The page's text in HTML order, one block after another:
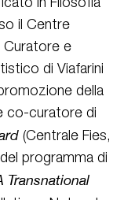
in Filosofia
il Centre
Curatore e
di Viafarini
della
co-curatore di
(Centrale Fies,
programma di
Transnational